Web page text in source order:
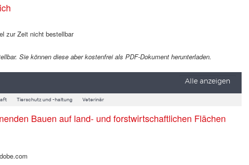
zur Zeit nicht bestellbar
Sie können diese aber kostenfrei als PDF-Dokument herunterladen.
Alle anzeigen
Tierschutz und -haltung Veterinär
Bauen auf land- und forstwirtschaftlichen Flächen